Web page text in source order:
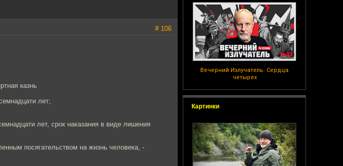
Вечерний Излучатель: Сердца
четырех
Картинки
# 106
казнь
лет;
лет, срок наказания в виде лишения
посягательством на жизнь человека, -